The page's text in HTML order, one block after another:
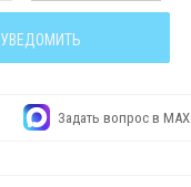
УВЕДОМИТЬ
Задать вопрос в MAX